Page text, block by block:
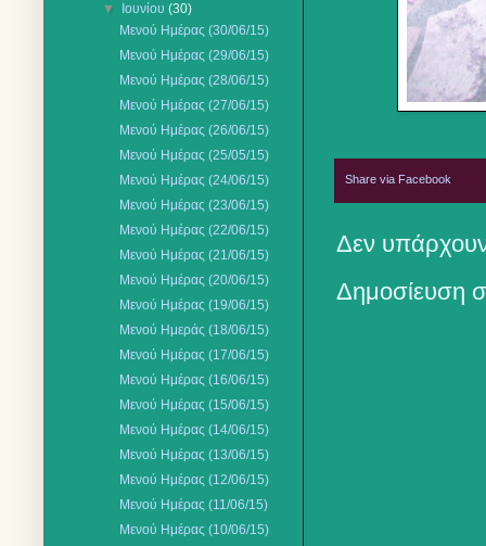
Share via Facebook
Δεν
Δημοσίευση
▼
Ιουνίου(30)
Μενού Ημέρας (30/06/15)
Μενού Ημέρας (29/06/15)
Μενού Ημέρας (28/06/15)
Μενού Ημέρας (27/06/15)
Μενού Ημέρας (26/06/15)
Μενού Ημέρας (25/05/15)
Μενού Ημέρας (24/06/15)
Μενού Ημέρας (23/06/15)
Μενού Ημέρας (22/06/15)
Μενού Ημέρας (21/06/15)
Μενού Ημέρας (20/06/15)
Μενού Ημέρας (19/06/15)
Μενού Ημεράς (18/06/15)
Μενού Ημέρας (17/06/15)
Μενού Ημέρας (16/06/15)
Μενού Ημέρας (15/06/15)
Μενού Ημέρας (14/06/15)
Μενού Ημέρας (13/06/15)
Μενού Ημέρας (12/06/15)
Μενού Ημέρας (11/06/15)
Μενού Ημέρας (10/06/15)